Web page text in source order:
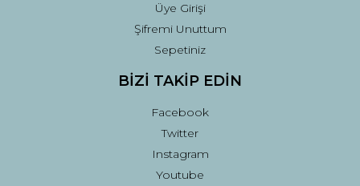
Üye Girişi
Şifremi Unuttum
Sepetiniz
BİZİ TAKİP EDİN
Facebook
Twitter
Instagram
Youtube